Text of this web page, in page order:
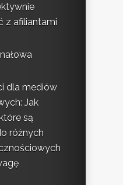
z afiliantami
dla mediów
Jak
są
różnych